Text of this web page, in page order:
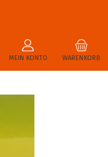
WARENKORB
MEIN KONTO